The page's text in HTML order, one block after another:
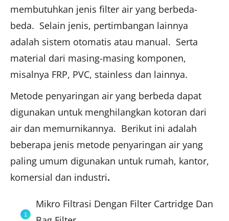
membutuhkan jenis filter air yang berbeda-
beda. Selain jenis, pertimbangan lainnya
adalah sistem otomatis atau manual. Serta
material dari masing-masing komponen,
misalnya FRP, PVC, stainless dan lainnya.
Metode penyaringan air yang berbeda dapat
digunakan untuk menghilangkan kotoran dari
air dan memurnikannya. Berikut ini adalah
beberapa jenis metode penyaringan air yang
paling umum digunakan untuk rumah, kantor,
komersial dan industri.
Mikro Filtrasi Dengan Filter Cartridge Dan